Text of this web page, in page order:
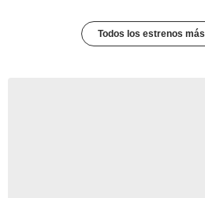
Todos los estrenos